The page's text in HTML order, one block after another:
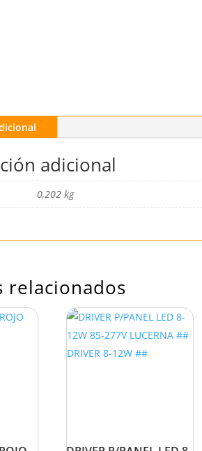
adicional
0,202 kg
relacionados